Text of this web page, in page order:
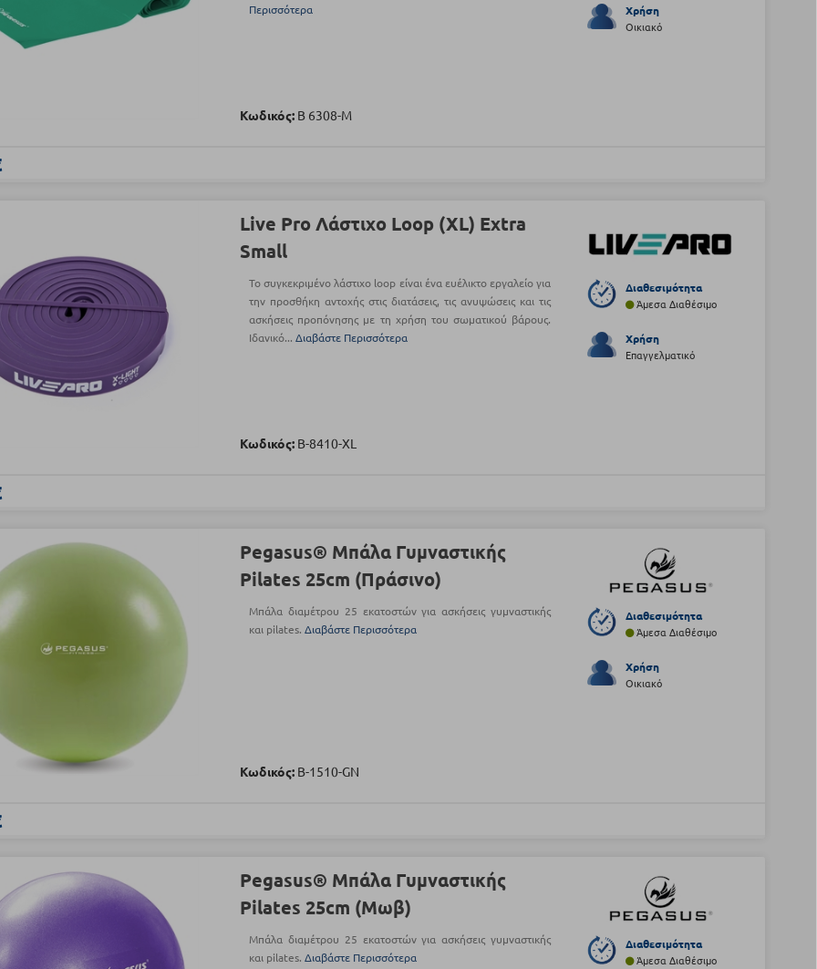
Περισσότερα
Κωδικός: Β 6308-M
Χρήση
Οικιακό
Live Pro Λάστιχο Loop (XL) Extra
Small
Το συγκεκριμένο λάστιχο loop είναι ένα ευέλικτο εργαλείο για
την προσθήκη αντοχής στις διατάσεις, τις ανυψώσεις και τις
ασκήσεις προπόνησης με τη χρήση του σωματικού βάρους.
Ιδανικό...Διαβάστε Περισσότερα
Κωδικός: Β-8410-XL
Διαθεσιμότητα
Άμεσα Διαθέσιμο
Χρήση
Επαγγελματικό
Pegasus® Μπάλα Γυμναστικής
Pilates 25cm (Πράσινο)
Μπάλα διαμέτρου 25 εκατοστών για ασκήσεις γυμναστικής
και pilates.Διαβάστε Περισσότερα
Κωδικός: Β-1510-GN
Διαθεσιμότητα
Άμεσα Διαθέσιμο
Χρήση
Οικιακό
Pegasus® Μπάλα Γυμναστικής
Pilates 25cm (Μωβ)
Μπάλα διαμέτρου 25 εκατοστών για ασκήσεις γυμναστικής
και pilates.Διαβάστε Περισσότερα
Διαθεσιμότητα
Άμεσα Διαθέσιμο